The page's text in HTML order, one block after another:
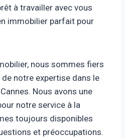
à travailler avec vous
immobilier parfait pour
nous sommes fiers
notre expertise dans le
Nous avons une
notre service à la
toujours disponibles
et préoccupations.